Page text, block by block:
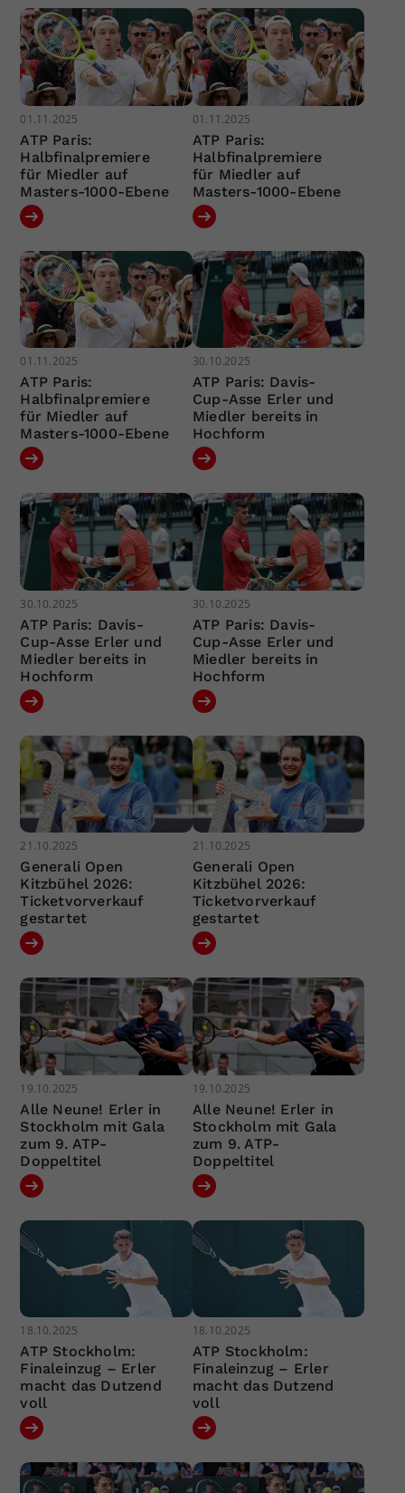
01.11.2025
ATP Paris:
Halbfinalpremiere
für Miedler auf
Masters-1000-Ebene
01.11.2025
ATP Paris:
Halbfinalpremiere
für Miedler auf
Masters-1000-Ebene
01.11.2025
ATP Paris:
Halbfinalpremiere
für Miedler auf
Masters-1000-Ebene
30.10.2025
ATP Paris: Davis-
Cup-Asse Erler und
Miedler bereits in
Hochform
30.10.2025
ATP Paris: Davis-
Cup-Asse Erler und
Miedler bereits in
Hochform
30.10.2025
ATP Paris: Davis-
Cup-Asse Erler und
Miedler bereits in
Hochform
21.10.2025
Generali Open
Kitzbühel 2026:
Ticketvorverkauf
gestartet
21.10.2025
Generali Open
Kitzbühel 2026:
Ticketvorverkauf
gestartet
19.10.2025
Alle Neune! Erler in
Stockholm mit Gala
zum 9. ATP-
Doppeltitel
19.10.2025
Alle Neune! Erler in
Stockholm mit Gala
zum 9. ATP-
Doppeltitel
18.10.2025
ATP Stockholm:
Finaleinzug – Erler
macht das Dutzend
voll
18.10.2025
ATP Stockholm:
Finaleinzug – Erler
macht das Dutzend
voll